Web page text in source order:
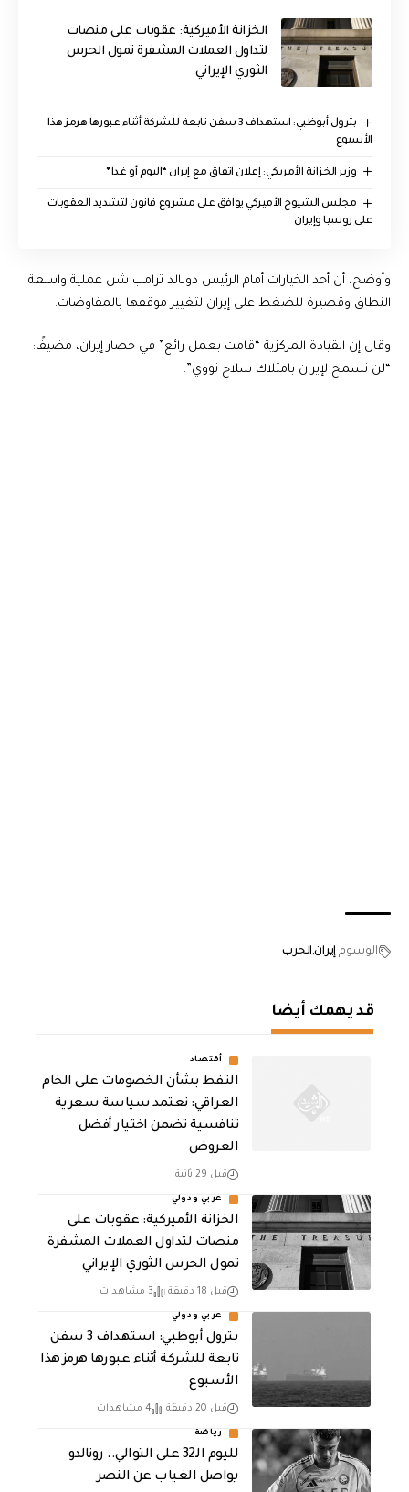
الخزانة الأميركية: عقوبات على منصات
لتداول العملات المشفرة تمول الحرس
الثوري الإيراني
بترول أبوظبي: استهداف 3 سفن تابعة للشركة أثناء عبورها هرمز هذا
الأسبوع
وزير الخزانة الأمريكي: إعلان اتفاق مع إيران “اليوم أو غدا”
مجلس الشيوخ الأميركي يوافق على مشروع قانون لتشديد العقوبات
على روسيا وإيران
وأوضح، أن أحد الخيارات أمام الرئيس دونالد ترامب شن عملية واسعة
النطاق وقصيرة للضغط على إيران لتغيير موقفها بالمفاوضات.
وقال إن القيادة المركزية “قامت بعمل رائع” في حصار إيران، مضيفًا:
“لن نسمح لإيران بامتلاك سلاح نووي”.
الوسوم إيران الحرب
قد يهمك أيضا
أقتصاد
النفط بشأن الخصومات على الخام
العراقي: نعتمد سياسة سعرية
تنافسية تضمن اختيار أفضل
العروض
قبل 29 ثانية
عربي ودولي
الخزانة الأميركية: عقوبات على
منصات لتداول العملات المشفرة
تمول الحرس الثوري الإيراني
قبل 18 دقيقة 3 مشاهدات
عربي ودولي
بترول أبوظبي: استهداف 3 سفن
تابعة للشركة أثناء عبورها هرمز هذا
الأسبوع
قبل 20 دقيقة 4 مشاهدات
رياضة
لليوم الـ32 على التوالي.. رونالدو
يواصل الغياب عن النصر